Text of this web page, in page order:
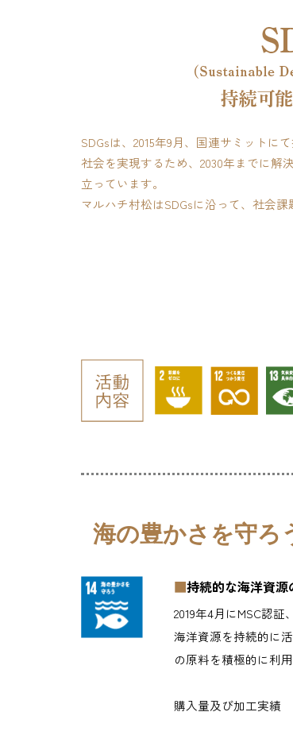
SDGsは、2015年9月、国連サミットに
社会を実現するため、2030年までに解
立っています。
マルハチ村松はSDGsに沿って、社会
海の豊かさを守ろ
■持続的な海洋資
2019年4月にMSC認
海洋資源を持続的に
の原料を積極的に利
購入量及び加工実績